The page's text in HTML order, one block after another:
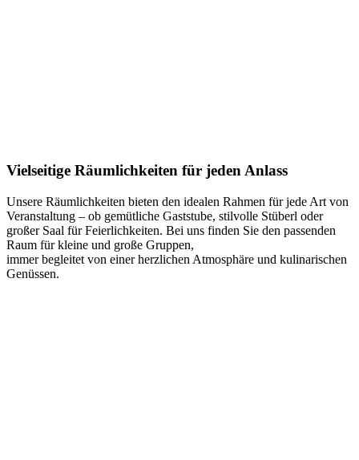
Vielseitige Räumlichkeiten für jeden Anlass
Unsere Räumlichkeiten bieten den idealen Rahmen für jede Art von
Veranstaltung – ob gemütliche Gaststube, stilvolle Stüberl oder
großer Saal für Feierlichkeiten. Bei uns finden Sie den passenden
Raum für kleine und große Gruppen,
immer begleitet von einer herzlichen Atmosphäre und kulinarischen
Genüssen.